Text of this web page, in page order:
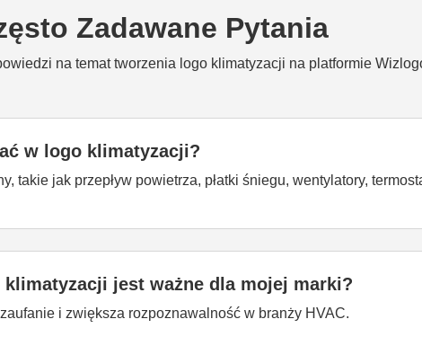
Zadawane Pytania
na temat tworzenia logo klimatyzacji na platformie
w logo klimatyzacji?
takie jak przepływ powietrza, płatki śniegu, wentylatory,
jest ważne dla mojej marki?
i zwiększa rozpoznawalność w branży HVAC.